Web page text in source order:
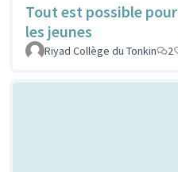
Tout est possible pour
les jeunes
Riyad Collège du Tonkin
2